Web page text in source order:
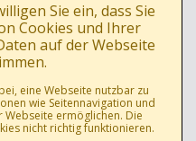
Sie ein, dass Sie
Cookies und Ihrer
auf der Webseite
eine Webseite nutzbar zu
wie Seitennavigation und
ermöglichen. Die
nicht richtig funktionieren.